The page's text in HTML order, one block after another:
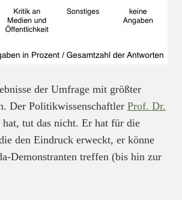
der Umfrage mit größter
Der Politikwissenschaftler Prof. Dr.
tut das nicht. Er hat für die
den Eindruck erweckt, er könne
Demonstranten treffen (bis hin zur